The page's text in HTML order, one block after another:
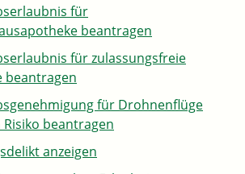
für
beantragen
für zulassungsfreie
beantragen
für Drohnenflüge
beantragen
anzeigen